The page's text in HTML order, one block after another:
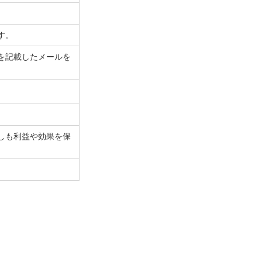
記載したメールを
も利益や効果を保